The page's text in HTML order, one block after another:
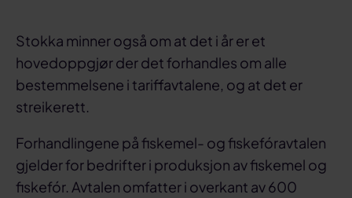
Stokka minner også om at det i år er et
hovedoppgjør der det forhandles om alle
bestemmelsene i tariffavtalene, og at det er
streikerett.
Forhandlingene på fiskemel- og fiskefóravtalen
gjelder for bedrifter i produksjon av fiskemel og
fiskefór. Avtalen omfatter i overkant av 600